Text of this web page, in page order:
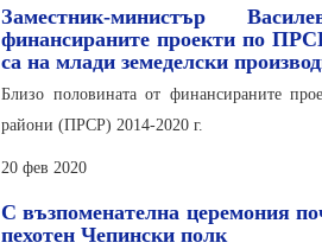
Заместник-министър
финансираните проекти по
са на млади земеделски
Близо половината от финансираните
райони (ПРСР) 2014-2020 г.
20 фев 2020
С възпоменателна церемония
пехотен Чепински полк